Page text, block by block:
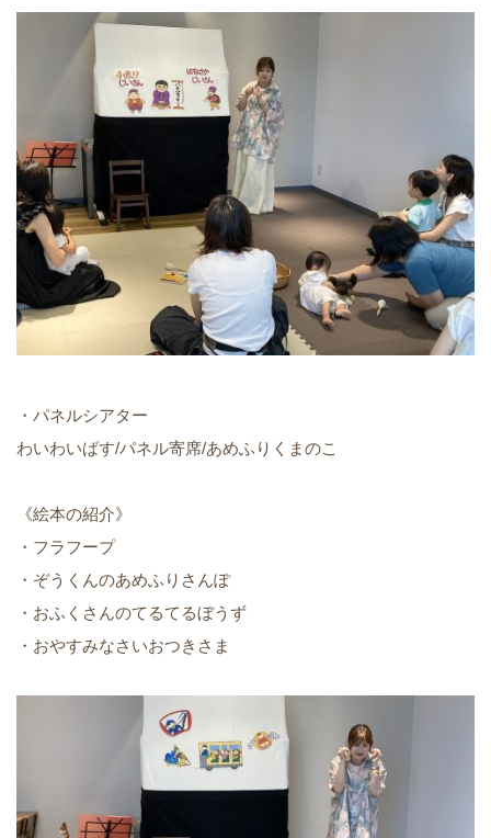
・パネルシアター
わいわいばす/パネル寄席/あめふりくまのこ
《絵本の紹介》
・フラフープ
・ぞうくんのあめふりさんぽ
・おふくさんのてるてるぼうず
・おやすみなさいおつきさま